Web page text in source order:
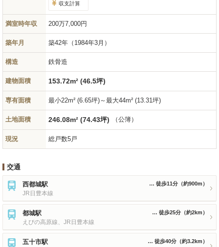
収支計算
満室時年収 200万7,000円
築年月 築42年 （1984年3月）
構造 鉄骨造
建物面積 153.72m² (46.5坪)
専有面積 最小22m² (6.65坪)～最大44m² (13.31坪)
土地面積 246.08m² (74.43坪) （公簿）
現況 総戸数5戸
交通
西都城駅
JR日豊本線
徒歩11分 （約900m）
都城駅
えびの高原線、JR日豊本線
徒歩25分 （約2km）
五十市駅 徒歩40分 （約3.2km）